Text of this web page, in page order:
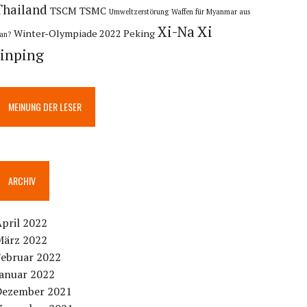
TSCM TSMC Umweltzerstörung Waffen für Myanmar aus
Winter-Olympiade 2022 Peking Xi-NaXi
MEINUNG DER LESER
ARCHIV
2022
2022
2022
2022
2021